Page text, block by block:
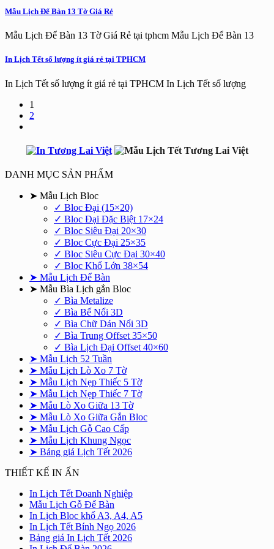
Mẫu Lịch Để Bàn 13 Tờ Giá Rẻ
Mẫu Lịch Để Bàn 13 Tờ Giá Rẻ tại tphcm Mẫu Lịch Để Bàn 13
In Lịch Tết số lượng ít giá rẻ tại TPHCM
In Lịch Tết số lượng ít giá rẻ tại TPHCM In Lịch Tết số lượng
1
2
DANH MỤC SẢN PHẨM
➤ Mẫu Lịch Bloc
✓ Bloc Đại (15×20)
✓ Bloc Đại Đặc Biệt 17×24
✓ Bloc Siêu Đại 20×30
✓ Bloc Cực Đại 25×35
✓ Bloc Siêu Cực Đại 30×40
✓ Bloc Khổ Lớn 38×54
➤ Mẫu Lịch Để Bàn
➤ Mẫu Bìa Lịch gắn Bloc
✓ Bìa Metalize
✓ Bìa Bế Nổi 3D
✓ Bìa Chữ Dán Nổi 3D
✓ Bìa Trung Offset 35×50
✓ Bìa Lịch Đại Offset 40×60
➤ Mẫu Lịch 52 Tuần
➤ Mẫu Lịch Lò Xo 7 Tờ
➤ Mẫu Lịch Nẹp Thiếc 5 Tờ
➤ Mẫu Lịch Nẹp Thiếc 7 Tờ
➤ Mẫu Lò Xo Giữa 13 Tờ
➤ Mẫu Lò Xo Giữa Gắn Bloc
➤ Mẫu Lịch Gỗ Cao Cấp
➤ Mẫu Lịch Khung Ngọc
➤ Bảng giá Lịch Tết 2026
THIẾT KẾ IN ẤN
In Lịch Tết Doanh NghiệpKhông
bình
luận
ở
Mẫu Lịch Gỗ Để Bàn
có
bình
luận
In Lịch Bloc khổ A3, A4, A5Không
In Lịch Tết Bính Ngọ 2026Không
Bảng giá In Lịch Tết 2026Không